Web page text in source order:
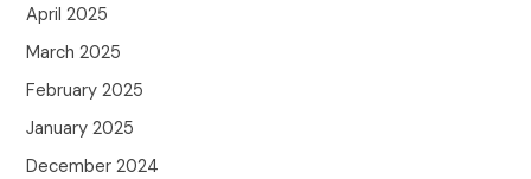
April 2025
March 2025
February 2025
January 2025
December 2024